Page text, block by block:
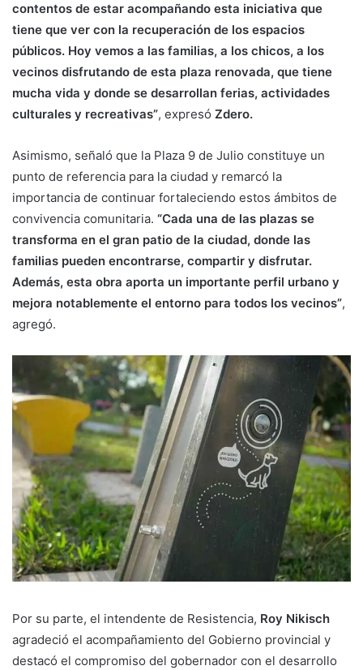
contentos de estar acompañando esta iniciativa que
tiene que ver con la recuperación de los espacios
públicos. Hoy vemos a las familias, a los chicos, a los
vecinos disfrutando de esta plaza renovada, que tiene
mucha vida y donde se desarrollan ferias, actividades
culturales y recreativas”, expresó Zdero.
Asimismo, señaló que la Plaza 9 de Julio constituye un
punto de referencia para la ciudad y remarcó la
importancia de continuar fortaleciendo estos ámbitos de
convivencia comunitaria. “Cada una de las plazas se
transforma en el gran patio de la ciudad, donde las
familias pueden encontrarse, compartir y disfrutar.
Además, esta obra aporta un importante perfil urbano y
mejora notablemente el entorno para todos los vecinos”,
agregó.
Por su parte, el intendente de Resistencia, Roy Nikisch
agradeció el acompañamiento del Gobierno provincial y
destacó el compromiso del gobernador con el desarrollo